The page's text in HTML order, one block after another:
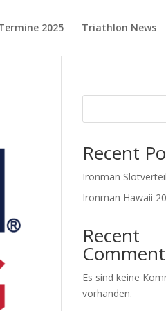
2025 Triathlon News
Recent
Ironman
Ironman Hawaii
Recent
Es sind keine
vorhanden.